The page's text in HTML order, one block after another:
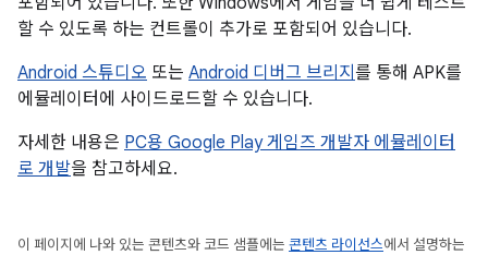
할 수 있도록 하는 컨트롤이 추가로 포함되어 있습니다.
Android 스튜디오 또는 Android 디버그 브리지 를 통해 APK를
에뮬레이터에 사이드로드할 수 있습니다.
자세한 내용은 PC용 Google Play 게임즈 개발자 에뮬레이터
로 개발을 참고하세요.
이 페이지에 나와 있는 콘텐츠와 코드 샘플에는 콘텐츠 라이선스에서 설명하는